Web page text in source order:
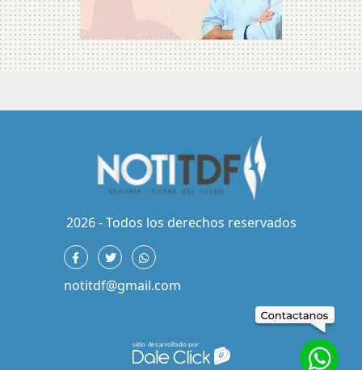
2026 - Todos los derechos reservados
notitdf@gmail.com